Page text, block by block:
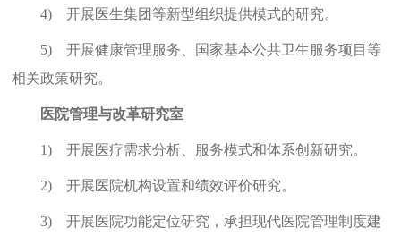
4) 开展医生集团等新型组织提供模式的研究。
5)
开展健康管理服务、国家基本公共卫生服务项目等
相关政策研究。
医院管理与改革研究室
1) 开展医疗需求分析、服务模式和体系创新研究。
2) 开展医院机构设置和绩效评价研究。
3)
开展医院功能定位研究，承担现代医院管理制度建